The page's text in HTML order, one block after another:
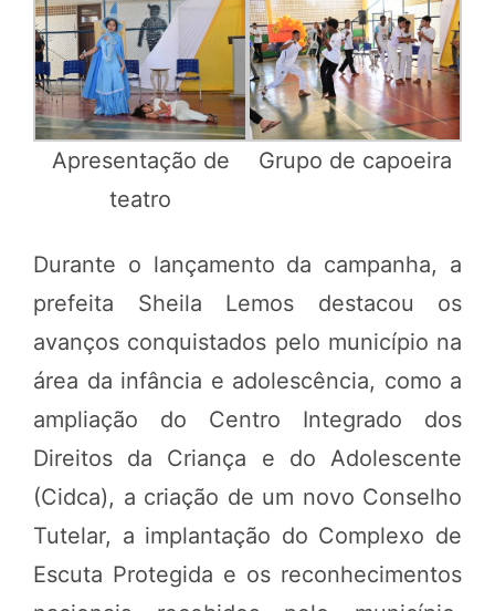
Apresentação de
teatro
Grupo de capoeira
Durante o lançamento da campanha, a
prefeita Sheila Lemos destacou os
avanços conquistados pelo município na
área da infância e adolescência, como a
ampliação do Centro Integrado dos
Direitos da Criança e do Adolescente
(Cidca), a criação de um novo Conselho
Tutelar, a implantação do Complexo de
Escuta Protegida e os reconhecimentos